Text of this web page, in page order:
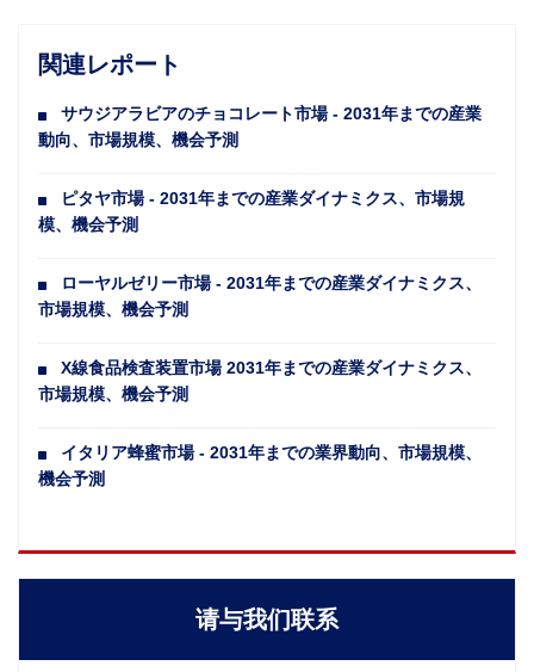
関連レポート
サウジアラビアのチョコレート市場 - 2031年までの産業
動向、市場規模、機会予測
ピタヤ市場 - 2031年までの産業ダイナミクス、市場規
模、機会予測
ローヤルゼリー市場 - 2031年までの産業ダイナミクス、
市場規模、機会予測
X線食品検査装置市場 2031年までの産業ダイナミクス、
市場規模、機会予測
イタリア蜂蜜市場 - 2031年までの業界動向、市場規模、
機会予測
请与我们联系